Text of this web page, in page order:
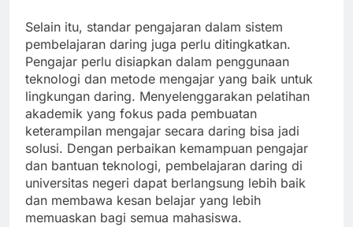
Selain itu, standar pengajaran dalam sistem
pembelajaran daring juga perlu ditingkatkan.
Pengajar perlu disiapkan dalam penggunaan
teknologi dan metode mengajar yang baik untuk
lingkungan daring. Menyelenggarakan pelatihan
akademik yang fokus pada pembuatan
keterampilan mengajar secara daring bisa jadi
solusi. Dengan perbaikan kemampuan pengajar
dan bantuan teknologi, pembelajaran daring di
universitas negeri dapat berlangsung lebih baik
dan membawa kesan belajar yang lebih
memuaskan bagi semua mahasiswa.